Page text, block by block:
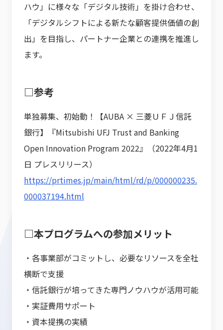
ハウ」に様々な「デジタル技術」を掛け合わせ、
「デジタルシフトによる新たな顧客提供価値の創
出」を目指し、パートナー企業との連携を推進し
ます。
□参考
単独募集、初始動！【AUBA × 三菱ＵＦＪ信託
銀行】『Mitsubishi UFJ Trust and Banking
Open Innovation Program 2022』（2022年4月1
日 プレスリリース）
https://prtimes.jp/main/html/rd/p/000000235.
000037194.html
□本プログラムへの参加メリット
・各事業部がコミットし、必要なリソースを全社
横断で支援
・信託銀行が培ってきた専門ノウハウが活用可能
・実証費用サポート
・資本提携の実績